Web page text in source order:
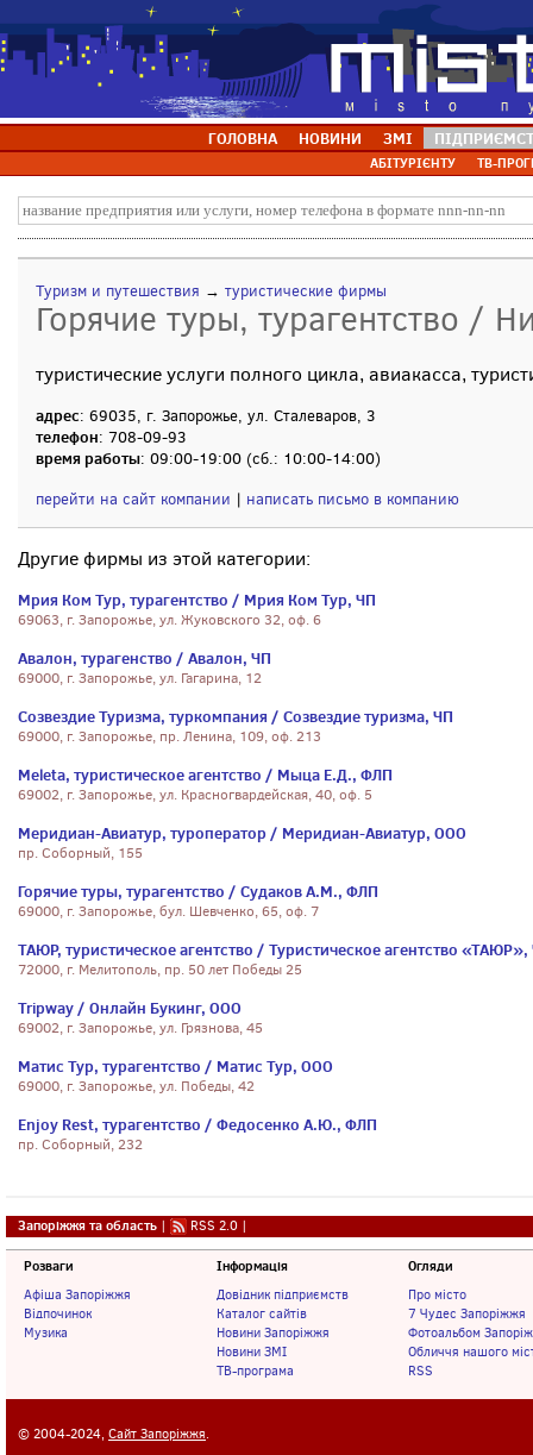
ГОЛОВНА НОВИНИ ЗМІ
АБІТУРІЄНТУ ТВ-
Туризм и путешествия → туристические фирмы
Горячие туры, турагентство /
туристические услуги полного цикла, авиакасса,
адрес: 69035, г. Запорожье, ул. Сталеваров, 3
телефон: 708-09-93
время работы: 09:00-19:00 (сб.: 10:00-14:00)
перейти на сайт компании | написать письмо в компанию
Другие фирмы из этой категории:
Мрия Ком Тур, турагентство / Мрия Ком Тур, ЧП
69063, г. Запорожье, ул. Жуковского 32, оф. 6
Авалон, турагенство / Авалон, ЧП
69000, г. Запорожье, ул. Гагарина, 12
Созвездие Туризма, туркомпания / Созвездие туризма, ЧП
69000, г. Запорожье, пр. Ленина, 109, оф. 213
Meleta, туристическое агентство / Мыца Е.Д., ФЛП
69002, г. Запорожье, ул. Красногвардейская, 40, оф. 5
Меридиан-Авиатур, туроператор / Меридиан-Авиатур, ООО
пр. Соборный, 155
Горячие туры, турагентство / Судаков А.М., ФЛП
69000, г. Запорожье, бул. Шевченко, 65, оф. 7
ТАЮР, туристическое агентство / Туристическое агентство
72000, г. Мелитополь, пр. 50 лет Победы 25
Tripway / Онлайн Букинг, ООО
69002, г. Запорожье, ул. Грязнова, 45
Матис Тур, турагентство / Матис Тур, ООО
69000, г. Запорожье, ул. Победы, 42
Enjoy Rest, турагентство / Федосенко А.Ю., ФЛП
пр. Соборный, 232
Запоріжжя та область | RSS 2.0 |
Розваги
Афіша Запоріжжя
Відпочинок
Музика
Інформація
Довідник підприємств
Каталог сайтів
Новини Запоріжжя
Новини ЗМІ
ТВ-програма
Огляди
Про місто
7 Чудес Запоріжжя
Фотоальбом
Обличчя нашого
RSS
© 2004-2024, Сайт Запоріжжя.